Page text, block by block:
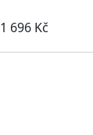
1 696 Kč